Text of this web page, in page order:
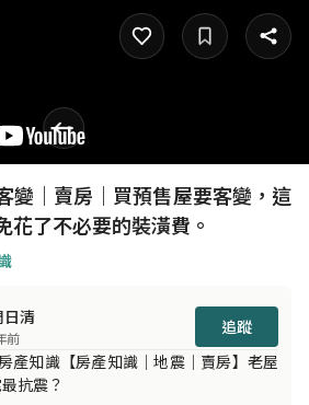
變｜賣房｜買預售屋要客變，這
花了不必要的裝潢費。
日清
前
追蹤
產知識【房產知識｜地震｜賣房】老屋
抗震？